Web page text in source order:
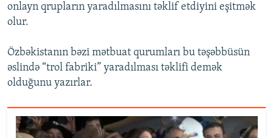
onlayn qrupların yaradılmasını təklif etdiyini eşitmək
olur.
Özbəkistanın bəzi mətbuat qurumları bu təşəbbüsün
əslində “trol fabriki” yaradılması təklifi demək
olduğunu yazırlar.